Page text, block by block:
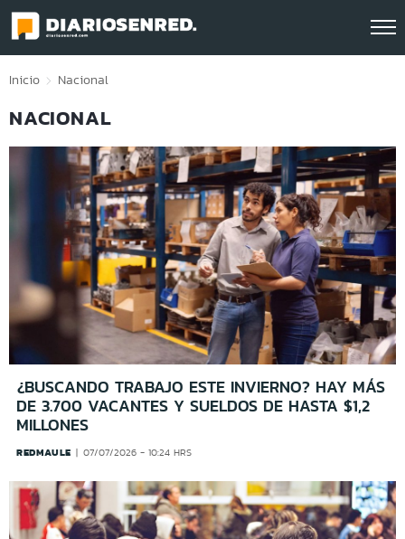
Click acá para ir directamente al contenido
Inicio Nacional
NACIONAL
¿BUSCANDO TRABAJO ESTE INVIERNO? HAY MÁS
DE 3.700 VACANTES Y SUELDOS DE HASTA $1,2
MILLONES
REDMAULE 07/07/2026 - 10:24 HRS